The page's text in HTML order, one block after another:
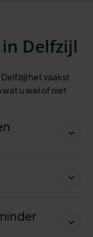
Delfzijl
het vaakst
u wel of niet